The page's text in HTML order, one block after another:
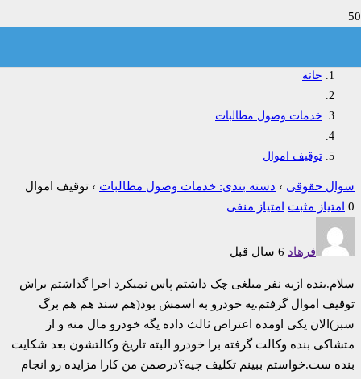
خانه
خدمات وصول مطالبات
توقیف اموال
سوال حقوقی › دسته بندی: خدمات وصول مطالبات › توقیف اموال
0 امتیاز مثبت امتیاز منفی
فرهاد
سلام.بنده ازیه نفر مبلغی چک داشتم پاس نمیکرد اجرا گذاشتم براش
توقیف اموال گرفتم.یه خودرو به اسمش بود(هم سند هم هم برگ
سبز)الان یکی اومده اعتراص ثالث داده یگه خودرو مال منه و از
متشاکی بنده وکالت گرفته برا خودرو البته تاریخ وکالتشون بعد شکایت
بنده ست.خواستم ببینم تکلیف چیه؟درصمن من کارا مزایده رو انجام